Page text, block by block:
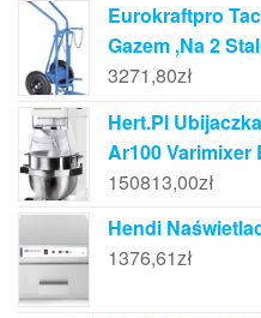
Eurokraftpro
Gazem ,Na 2
3271,80zł
Hert.Pl
Ar100 Varimixer
150813,00zł
Hendi
1376,61zł